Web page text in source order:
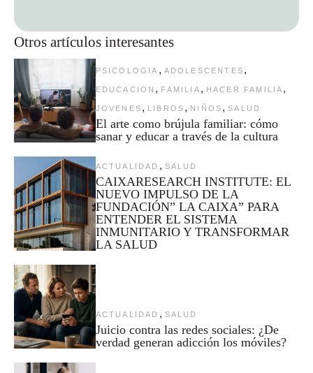
Otros artículos interesantes
PSICOLOGIA , ADOLESCENTES ,
EDUCACION , FAMILIA , HACER FAMILIA ,
JOVENES , LIBROS , NIÑOS , SALUD
El arte como brújula familiar: cómo
sanar y educar a través de la cultura
ACTUALIDAD , SALUD
CAIXARESEARCH INSTITUTE: EL
NUEVO IMPULSO DE LA
FUNDACIÓN” LA CAIXA” PARA
ENTENDER EL SISTEMA
INMUNITARIO Y TRANSFORMAR
LA SALUD
ACTUALIDAD , SALUD
Juicio contra las redes sociales: ¿De
verdad generan adicción los móviles?